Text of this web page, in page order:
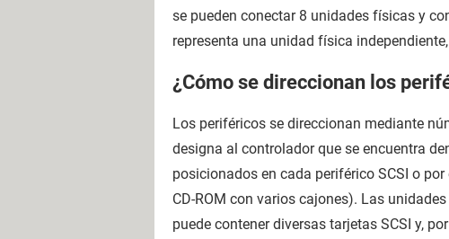
se pueden conectar 8 unidades físicas y
representa una unidad física
¿Cómo se direccionan los
Los periféricos se direccionan mediante
designa al controlador que se encuentra
posicionados en cada periférico SCSI o
CD-ROM con varios cajones). Las
puede contener diversas tarjetas SCSI y,